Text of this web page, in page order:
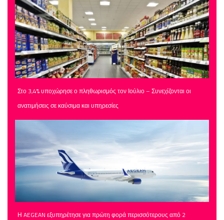
Στο 3,4% υποχώρησε ο πληθωρισμός τον Ιούλιο – Συνεχίζονται οι
ανατιμήσεις σε καύσιμα και υπηρεσίες
Η AEGEAN εξυπηρέτησε για πρώτη φορά περισσότερους από 2